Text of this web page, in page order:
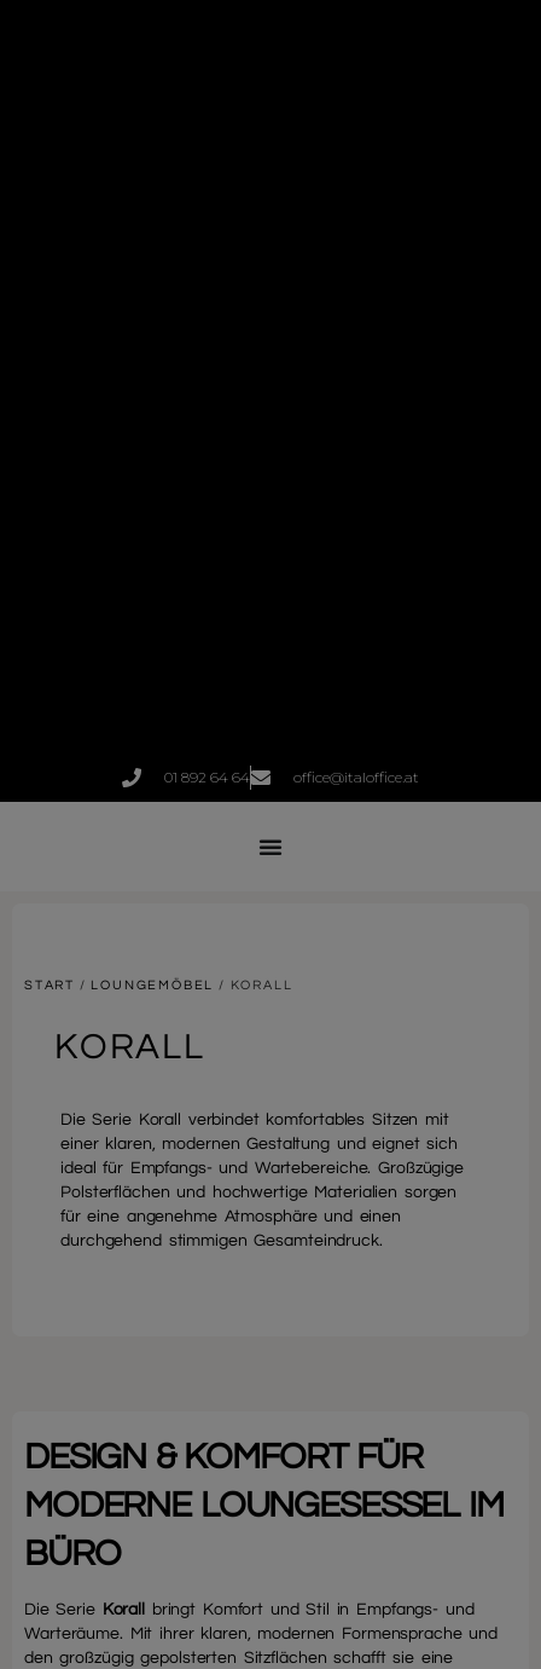
01 892 64 64 office@italoffice.at
START / LOUNGEMÖBEL / KORALL
KORALL
Die Serie Korall verbindet komfortables Sitzen mit
einer klaren, modernen Gestaltung und eignet sich
ideal für Empfangs- und Wartebereiche. Großzügige
Polsterflächen und hochwertige Materialien sorgen
für eine angenehme Atmosphäre und einen
durchgehend stimmigen Gesamteindruck.
DESIGN & KOMFORT FÜR
MODERNE LOUNGESESSEL IM
BÜRO
Die Serie Korall
bringt Komfort und Stil in Empfangs- und
Warteräume. Mit ihrer klaren, modernen Formensprache und
den großzügig gepolsterten Sitzflächen schafft sie eine